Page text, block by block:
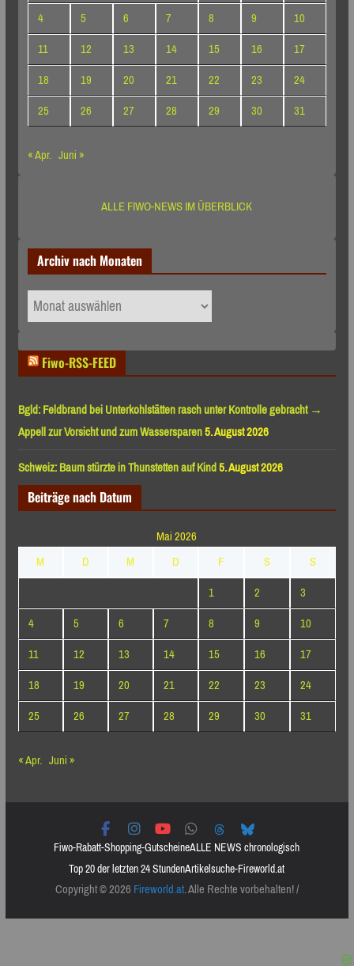
4
5 6 7 8 9
10
11
12 13 14 15 16
17
18
19 20 21 22 23
24
25
26 27 28 29 30
31
« Apr. Juni »
ALLE FIWO-NEWS IM ÜBERBLICK
Archiv nach Monaten
Archiv
nach
Fiwo-RSS-FEED
Bgld: Feldbrand bei Unterkohlstätten rasch unter Kontrolle gebracht →
Appell zur Vorsicht und zum Wassersparen5. August 2026
Schweiz: Baum stürzte in Thunstetten auf Kind5. August 2026
Beiträge nach Datum
Mai 2026
M
D M D F S
S
1
2
3
4
5 6 7 8 9
10
11
12 13 14 15 16
17
18
19 20 21 22 23
24
25
26 27 28 29 30
31
« Apr. Juni »
Fiwo-Rabatt-Shopping-GutscheineALLE NEWS chronologisch
Top 20 der letzten 24 StundenArtikelsuche-Fireworld.at
Copyright © 2026Fireworld.at. Alle Rechte vorbehalten! /